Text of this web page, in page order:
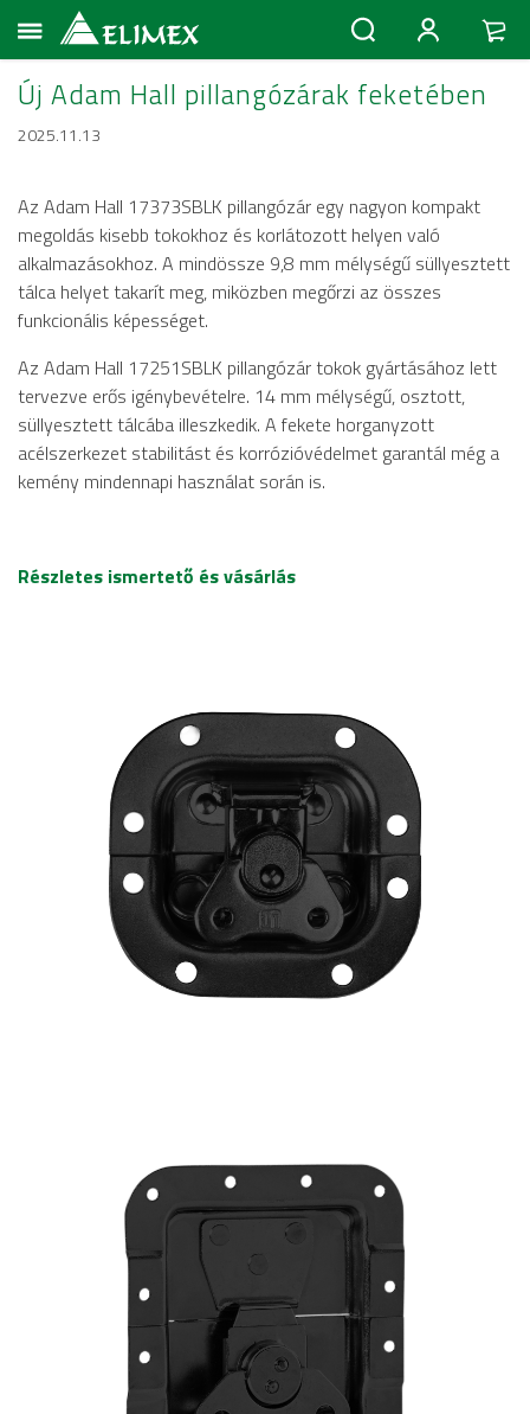
Új Adam Hall pillangózárak feketében
2025.11.13
Az Adam Hall 17373SBLK pillangózár egy nagyon kompakt
megoldás kisebb tokokhoz és korlátozott helyen való
alkalmazásokhoz. A mindössze 9,8 mm mélységű süllyesztett
tálca helyet takarít meg, miközben megőrzi az összes
funkcionális képességet.
Az Adam Hall 17251SBLK pillangózár tokok gyártásához lett
tervezve erős igénybevételre. 14 mm mélységű, osztott,
süllyesztett tálcába illeszkedik. A fekete horganyzott
acélszerkezet stabilitást és korrózióvédelmet garantál még a
kemény mindennapi használat során is.
Részletes ismertető és vásárlás